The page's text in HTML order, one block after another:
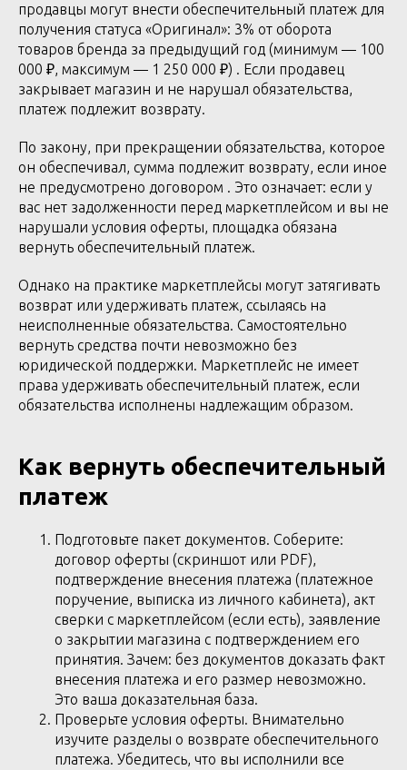
продавцы могут внести обеспечительный платеж для
получения статуса «Оригинал»: 3% от оборота
товаров бренда за предыдущий год (минимум — 100
000 ₽, максимум — 1 250 000 ₽) . Если продавец
закрывает магазин и не нарушал обязательства,
платеж подлежит возврату.
По закону, при прекращении обязательства, которое
он обеспечивал, сумма подлежит возврату, если иное
не предусмотрено договором . Это означает: если у
вас нет задолженности перед маркетплейсом и вы не
нарушали условия оферты, площадка обязана
вернуть обеспечительный платеж.
Однако на практике маркетплейсы могут затягивать
возврат или удерживать платеж, ссылаясь на
неисполненные обязательства. Самостоятельно
вернуть средства почти невозможно без
юридической поддержки. Маркетплейс не имеет
права удерживать обеспечительный платеж, если
обязательства исполнены надлежащим образом.
Как вернуть обеспечительный
платеж
Подготовьте пакет документов. Соберите:
договор оферты (скриншот или PDF),
подтверждение внесения платежа (платежное
поручение, выписка из личного кабинета), акт
сверки с маркетплейсом (если есть), заявление
о закрытии магазина с подтверждением его
принятия. Зачем: без документов доказать факт
внесения платежа и его размер невозможно.
Это ваша доказательная база.
Проверьте условия оферты. Внимательно
изучите разделы о возврате обеспечительного
платежа. Убедитесь, что вы исполнили все